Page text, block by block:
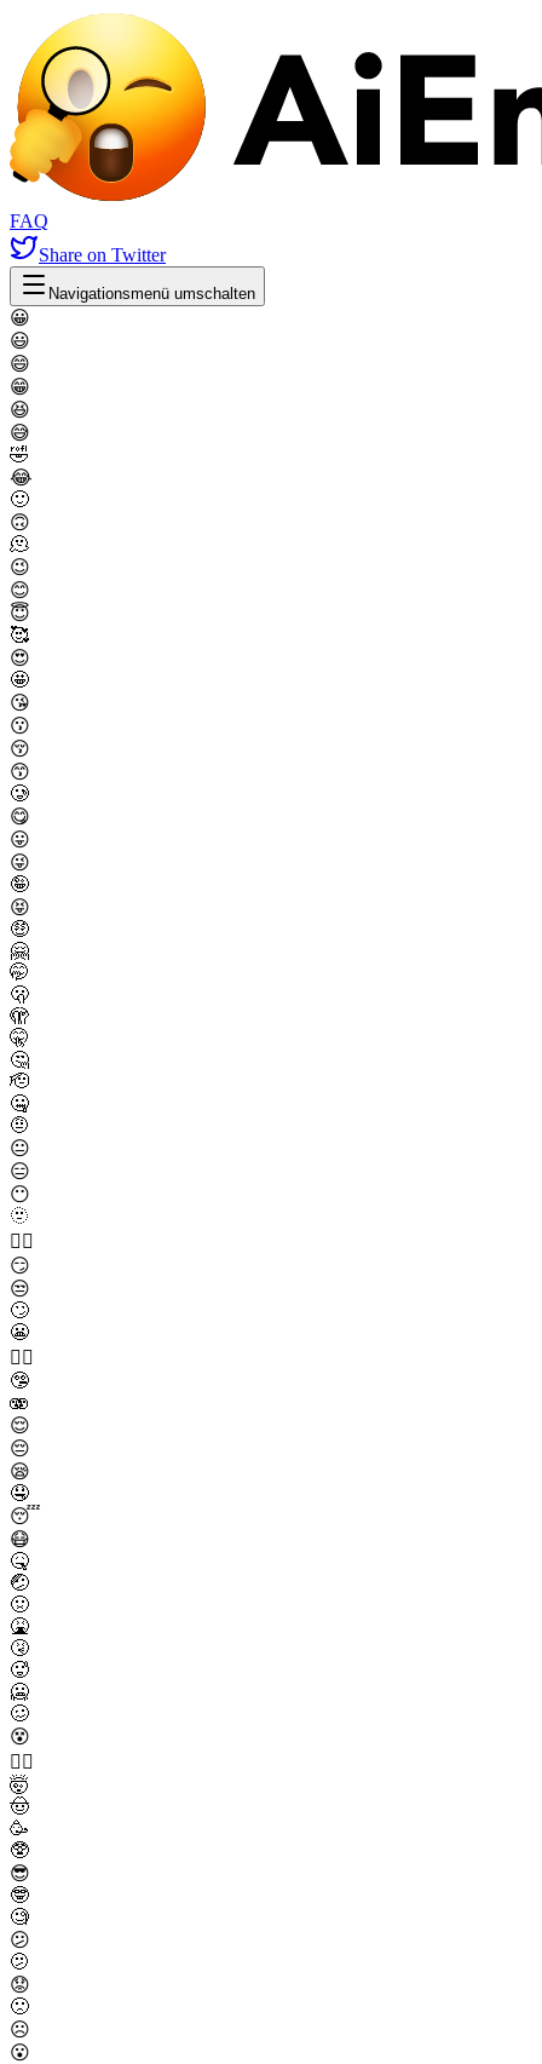
FAQ
Share on Twitter
Navigationsmenü umschalten
😀
😃
😄
😁
😆
😅
🤣
😂
🙂
🙃
🫠
😉
😊
😇
🥰
😍
🤩
😘
😗
😚
😙
🥲
😋
😛
😜
🤪
😝
🤑
🤗
🤭
🫢
🫣
🤫
🤔
🫡
🤐
🤨
😐
😑
😶
🫥
😶‍🌫️
😏
😒
🙄
😬
😮‍💨
🤥
🫨
😌
😔
😪
🤤
😴
😷
🤒
🤕
🤢
🤮
🤧
🥵
🥶
🥴
😵
😵‍💫
🤯
🤠
🥳
🥸
😎
🤓
🧐
😕
🫤
😟
🙁
☹️
😮